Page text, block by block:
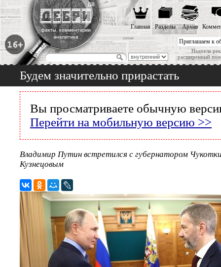
Приглашаем к
Надоела
расширенный
Главная Разделы Архив
Будем значительно прирастать
Вы просматриваете обычную
Перейти на мобильную версию >>
Владимир Путин встретился с губернатором
Кузнецовым